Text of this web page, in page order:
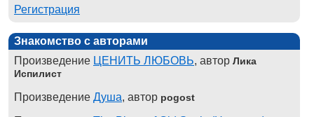
Регистрация
Знакомство с авторами
Произведение ЦЕНИТЬ ЛЮБОВЬ, автор Лика
Испилист
Произведение Душа, автор pogost